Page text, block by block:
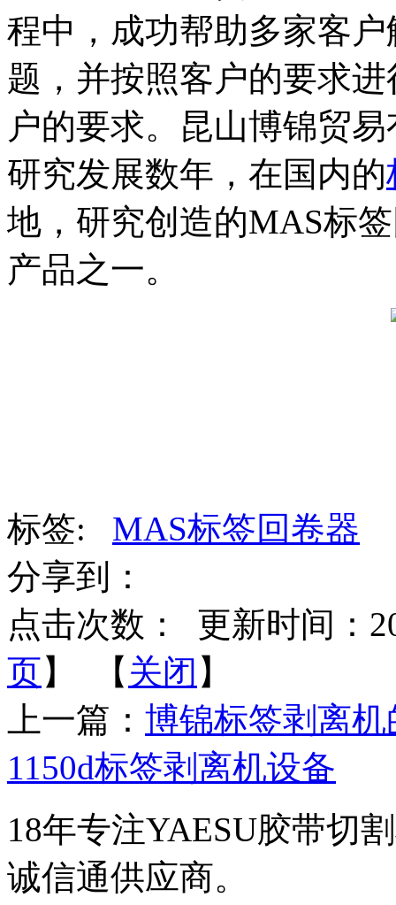
程中，成功帮助多家客
题，并按照客户的要求
户的要求。昆山博锦贸
研究发展数年，在国内的
地，研究创造的MAS标
产品之一。
标签:
MAS标签回卷器
分享到：
点击次数：
更新时间：
页】 【 关闭 】
上一篇： 博锦标签剥离
1150d标签剥离机设备
18年专注YAESU胶带切
诚信通供应商。